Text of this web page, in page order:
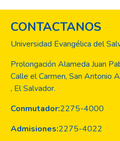
CONTACTANOS
Universidad Evangélica del
Prolongación Alameda Juan
Calle el Carmen, San Antonio
, El Salvador.
Conmutador:2275-4000
Admisiones:2275-4022